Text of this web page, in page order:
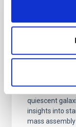
Clues to
Mg-
quiescent
insights into
mass